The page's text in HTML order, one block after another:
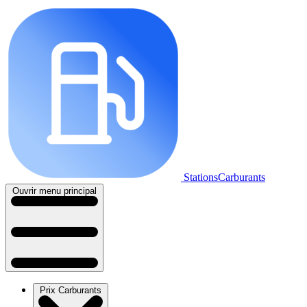
StationsCarburants
Ouvrir menu principal
Prix Carburants